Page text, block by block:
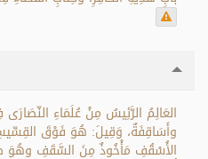
العَالِمُ الرَّئِيسُ مِنْ عُلَمَاءِ
وأَسَاقِفَةٌ، وَقِيلَ: هُوَ فَوْقَ
الأُسْقُفِ مَأْخُوذٌ مِنَ السَّقَفِ وهُوَ